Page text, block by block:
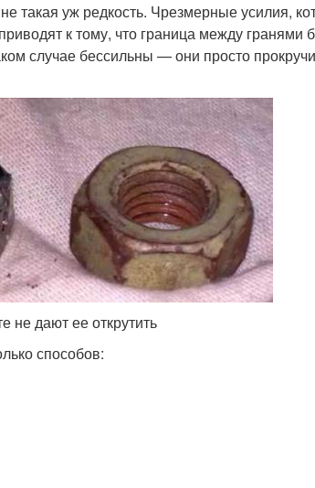
такая уж редкость. Чрезмерные усилия,
к тому, что граница между гранями
случае бессильны — они просто
не дают ее открутить
способов: